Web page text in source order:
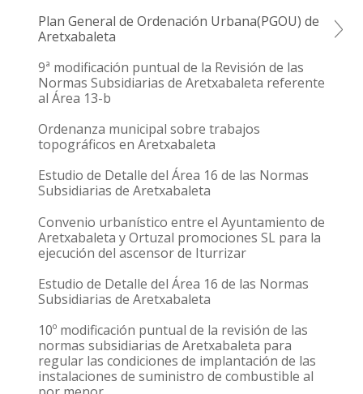
Plan General de Ordenación Urbana(PGOU) de
Aretxabaleta
9ª modificación puntual de la Revisión de las
Normas Subsidiarias de Aretxabaleta referente
al Área 13-b
Ordenanza municipal sobre trabajos
topográficos en Aretxabaleta
Estudio de Detalle del Área 16 de las Normas
Subsidiarias de Aretxabaleta
Convenio urbanístico entre el Ayuntamiento de
Aretxabaleta y Ortuzal promociones SL para la
ejecución del ascensor de Iturrizar
Estudio de Detalle del Área 16 de las Normas
Subsidiarias de Aretxabaleta
10º modificación puntual de la revisión de las
normas subsidiarias de Aretxabaleta para
regular las condiciones de implantación de las
instalaciones de suministro de combustible al